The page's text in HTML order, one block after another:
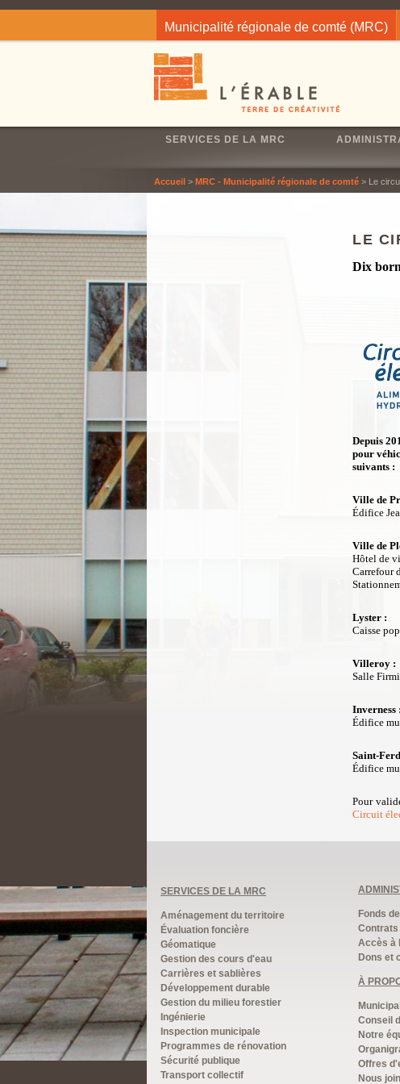
Municipalité régionale de comté (MRC)
SERVICES DE LA MRC
Accueil> MRC - Municipalité régionale de comté> Le
LE
Dix
Depuis
pour
suivants :
Ville de
Édifice
Ville de
Hôtel de
Carrefour
Lyster :
Caisse
Villeroy :
Salle
Inverness :
Édifice
Saint-
Édifice
Pour
Circuit
SERVICES DE LA MRC
Aménagement du territoire
Évaluation foncière
Géomatique
Gestion des cours d'eau
Carrières et sablières
Développement durable
Gestion du milieu forestier
Ingénierie
Inspection municipale
Programmes de rénovation
Sécurité publique
Transport collectif
Fonds
Accès à
Dons et
À
Conseil
Notre
Offres
Nous